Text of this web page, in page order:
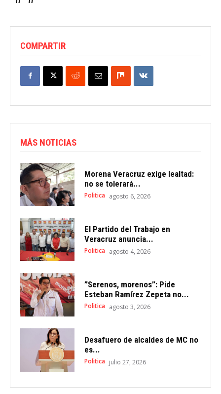
COMPARTIR
MÁS NOTICIAS
Morena Veracruz exige lealtad:
no se tolerará...
Politica agosto 6, 2026
El Partido del Trabajo en
Veracruz anuncia...
Politica agosto 4, 2026
”Serenos, morenos”: Pide
Esteban Ramírez Zepeta no...
Politica agosto 3, 2026
Desafuero de alcaldes de MC no
es...
Politica julio 27, 2026